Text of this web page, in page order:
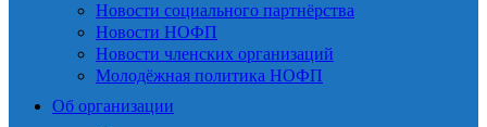
Новости социального партнёрства
Новости НОФП
Новости членских организаций
Молодёжная политика НОФП
Об организации